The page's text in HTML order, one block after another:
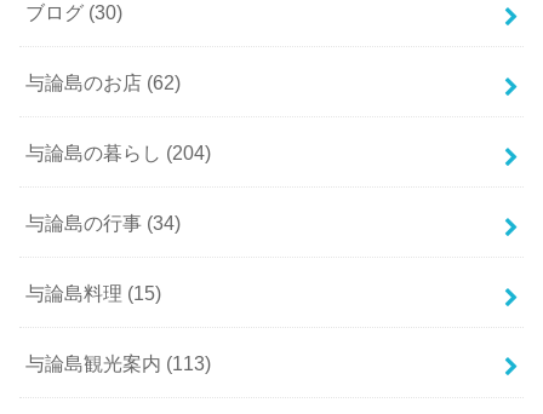
ブログ (30)
与論島のお店 (62)
与論島の暮らし (204)
与論島の行事 (34)
与論島料理 (15)
与論島観光案内 (113)